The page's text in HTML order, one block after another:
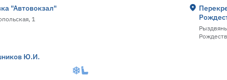
"Автовокзал"
1
Ю.И.